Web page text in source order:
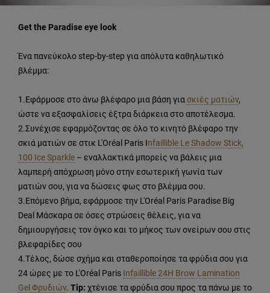
Get the Paradise eye look
Ένα πανεύκολο step-by-step για απόλυτα καθηλωτικό
βλέμμα:
1.Εφάρμοσε στο άνω βλέφαρο μια βάση για σκιές ματιών,
ώστε να εξασφαλίσεις έξτρα διάρκεια στο αποτέλεσμα.
2.Συνέχισε εφαρμόζοντας σε όλο το κινητό βλέφαρο την
σκιά ματιών σε στικ L'Oréal Paris Infaillible Le Shadow Stick,
100 Ice Sparkle – εναλλακτικά μπορείς να βάλεις μια
λαμπερή απόχρωση μόνο στην εσωτερική γωνία των
ματιών σου, για να δώσεις φως στο βλέμμα σου.
3.Επόμενο βήμα, εφάρμοσε την L'Oréal Paris Paradise Big
Deal Μάσκαρα σε όσες στρώσεις θέλεις, για να
δημιουργήσεις τον όγκο και το μήκος των ονείρων σου στις
βλεφαρίδες σου
4.Τέλος, δώσε σχήμα και σταθεροποίησε τα φρύδια σου για
24 ώρες με το L'Oréal Paris Infaillible 24H Βrow Lamination
Gel Φρυδιών. Tip: χτένισε τα φρύδια σου προς τα πάνω με το